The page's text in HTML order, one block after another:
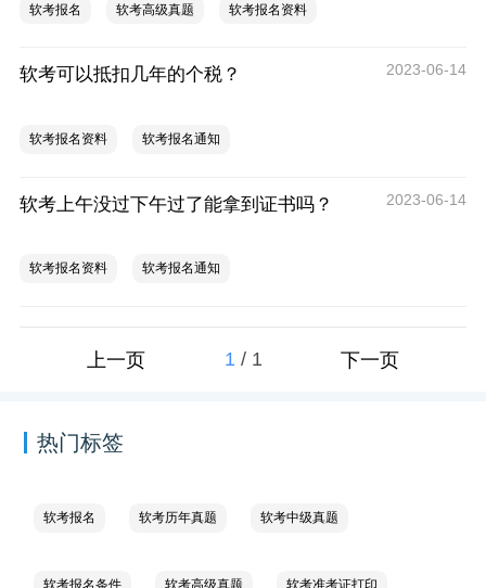
软考报名 软考高级真题 软考报名资料
软考可以抵扣几年的个税？ 2023-06-14
软考报名资料 软考报名通知
软考上午没过下午过了能拿到证书吗？ 2023-06-14
软考报名资料 软考报名通知
上一页 1 / 1 下一页
热门标签
软考报名 软考历年真题 软考中级真题
软考报名条件 软考高级真题 软考准考证打印